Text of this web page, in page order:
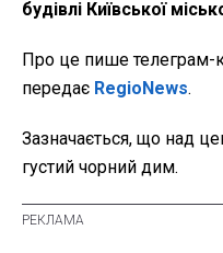
будівлі Київської
Про це пише телеграм-
передає RegioNews.
Зазначається, що над
густий чорний дим.